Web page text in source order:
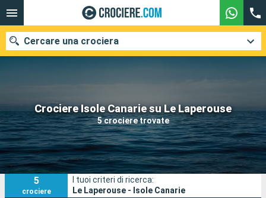
Crociere Isole Canarie su Le Laperouse
5 crociere trovate
Cercare una crociera
Le nostre destinazioni
Mesi di partenza
Porti Compagnie
Ricerca
5
crociere
I tuoi criteri di ricerca:
Le Laperouse - Isole Canarie